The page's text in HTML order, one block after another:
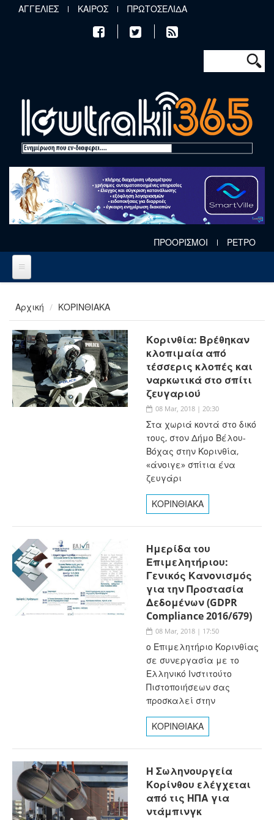
Παράκαμψη προς το κυρίως περιεχόμενο
ΑΓΓΕΛΙΕΣ ΚΑΙΡΟΣ ΠΡΩΤΟΣΕΛΙΔΑ
Φόρμα
Αναζήτηση
ΠΡΟΟΡΙΣΜΟΙ ΡΕΤΡΟ
Αρχική ΚΟΡΙΝΘΙΑΚΑ
Κορινθία: Βρέθηκαν
κλοπιμαία από
τέσσερις κλοπές και
ναρκωτικά στο σπίτι
ζευγαριού
08 Mar, 2018 | 20:30
Στα χωριά κοντά στο δικό
τους, στον Δήμο Βέλου-
Βόχας στην Κορινθία,
«άνοιγε» σπίτια ένα
ζευγάρι
ΚΟΡΙΝΘΙΑΚΑ
Ημερίδα του
Επιμελητήριου:
Γενικός Κανoνισμός
για την Προστασία
Δεδομένων (GDPR
Compliance 2016/679)
08 Mar, 2018 | 17:50
ο Επιμελητήριο Κορινθίας
σε συνεργασία με το
Ελληνικό Ινστιτούτο
Πιστοποιήσεων σας
προσκαλεί στην
ΚΟΡΙΝΘΙΑΚΑ
Η Σωληνουργεία
Κορίνθου ελέγχεται
από τις ΗΠΑ για
ντάμπινγκ